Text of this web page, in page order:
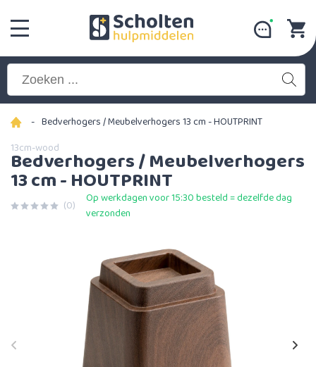
- Bedverhogers / Meubelverhogers 13 cm - HOUTPRINT
13cm-wood
Bedverhogers / Meubelverhogers
13 cm - HOUTPRINT
(0)
Op werkdagen voor 15:30 besteld = dezelfde dag
verzonden